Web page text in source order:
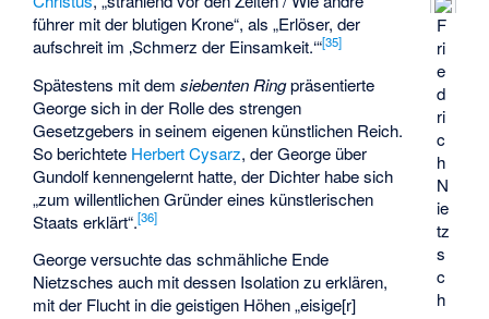
F
ri
e
d
ri
c
h
N
ie
tz
s
c
h
führer mit der blutigen Krone“, als „Erlöser, der
aufschreit im ‚Schmerz der Einsamkeit.‘“[35]
Spätestens mit demsiebenten Ringpräsentierte
George sich in der Rolle des strengen
Gesetzgebers in seinem eigenen künstlichen Reich.
So berichtete Herbert Cysarz, der George über
Gundolf kennengelernt hatte, der Dichter habe sich
„zum willentlichen Gründer eines künstlerischen
Staats erklärt“.[36]
George versuchte das schmähliche Ende
Nietzsches auch mit dessen Isolation zu erklären,
mit der Flucht in die geistigen Höhen „eisige[r]